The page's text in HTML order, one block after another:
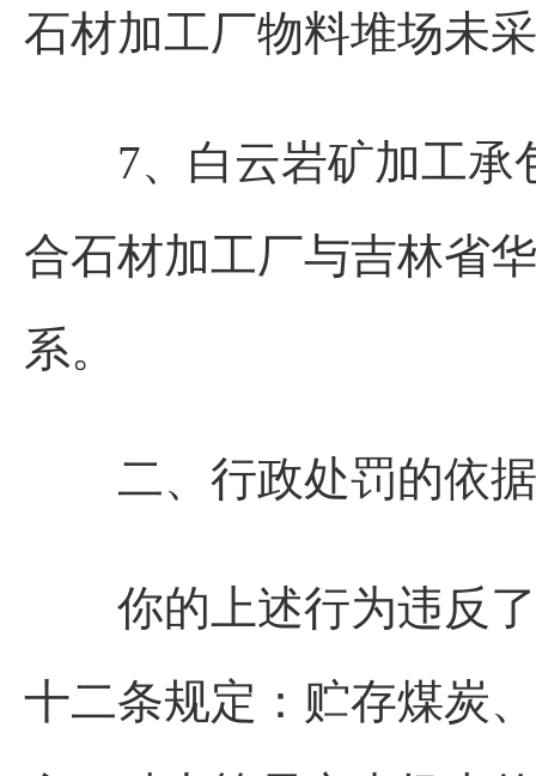
石材加工厂物料堆场未
7、白云岩矿加工承
合石材加工厂与吉林省
系。
二、行政处罚的依据
你的上述行为违反了
十二条规定：贮存煤炭